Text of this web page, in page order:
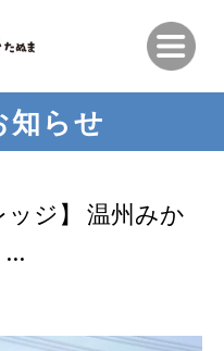
知らせ
ジ】 温州みか
…